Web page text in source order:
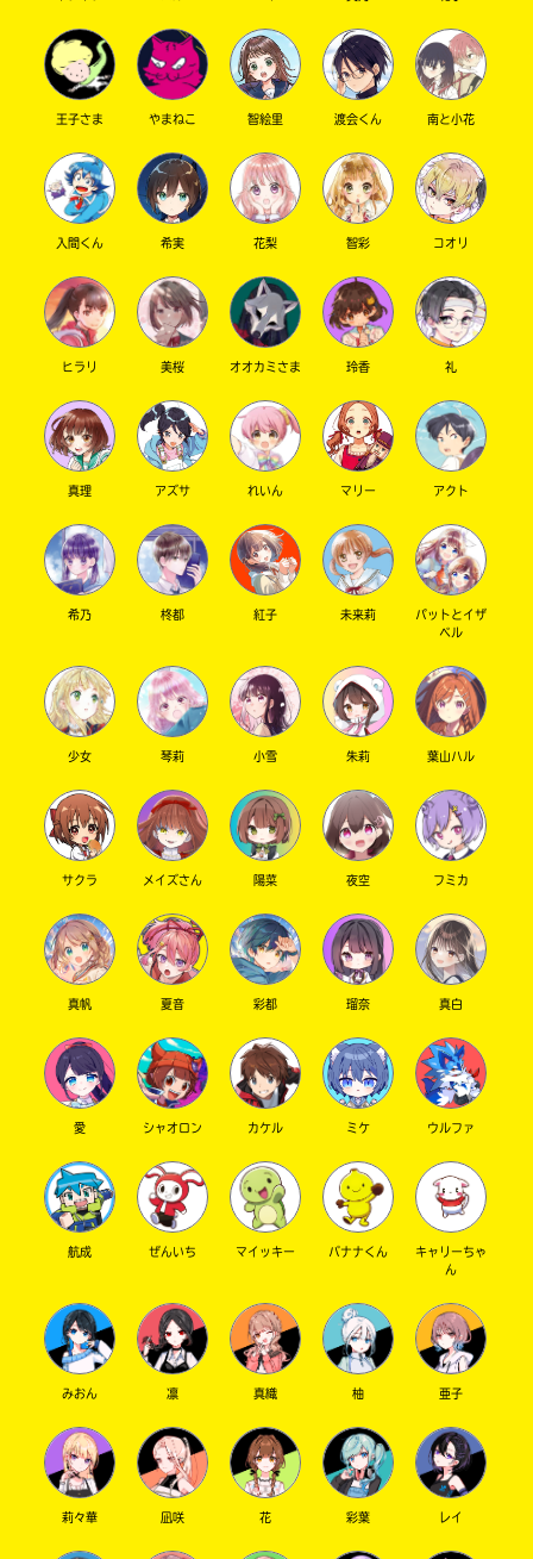
キーワードから探す
オフィシャルアカウント
SNSでシェアする
王子さま やまねこ 智絵里 渡会くん 南と小花
入間くん 希実 花梨 智彩 コオリ
ヒラリ 美桜 オオカミさま 玲香 礼
真理 アズサ れいん マリー アクト
希乃 柊都 紅子 未来莉
パットとイザ
ベル
少女 琴莉 小雪 朱莉 葉山ハル
サクラ メイズさん 陽菜 夜空 フミカ
真帆 夏音 彩都 瑠奈 真白
愛 シャオロン カケル ミケ ウルファ
航成 ぜんいち マイッキー バナナくん
キャリーちゃ
ん
みおん 凛 真織 柚 亜子
莉々華 凪咲 花 彩葉 レイ